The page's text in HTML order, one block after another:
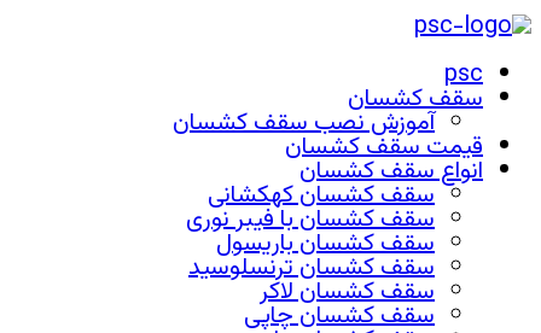
psc
سقف کشسان
آموزش نصب سقف کشسان
قیمت سقف کشسان
انواع سقف کشسان
سقف کشسان کهکشانی
سقف کشسان با فیبر نوری
سقف کشسان باریسول
سقف کشسان ترنسلوسید
سقف کشسان لاکر
سقف کشسان چاپی